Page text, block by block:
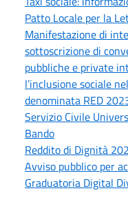
Patto Locale per la
Manifestazione di
sottoscrizione di
pubbliche e private
l’inclusione sociale
denominata RED
Servizio Civile
Bando
Reddito di Dignità
Avviso pubblico per
Graduatoria Digital